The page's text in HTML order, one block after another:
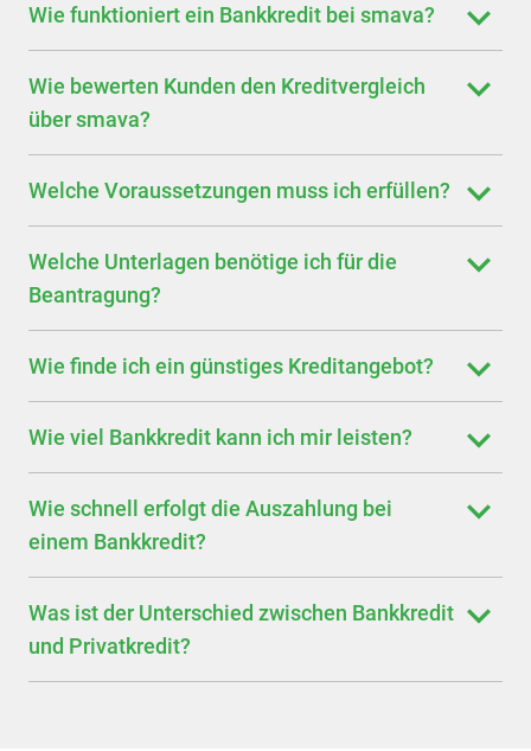
Wie funktioniert ein Bankkredit bei smava?
Wie bewerten Kunden den Kreditvergleich
über smava?
Welche Voraussetzungen muss ich erfüllen?
Welche Unterlagen benötige ich für die
Beantragung?
Wie finde ich ein günstiges Kreditangebot?
Wie viel Bankkredit kann ich mir leisten?
Wie schnell erfolgt die Auszahlung bei
einem Bankkredit?
Was ist der Unterschied zwischen Bankkredit
und Privatkredit?